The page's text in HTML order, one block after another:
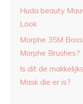
Huda beauty
Look
Morphe 35M
Morphe Brushes?
Is dit de
Mask die er is?